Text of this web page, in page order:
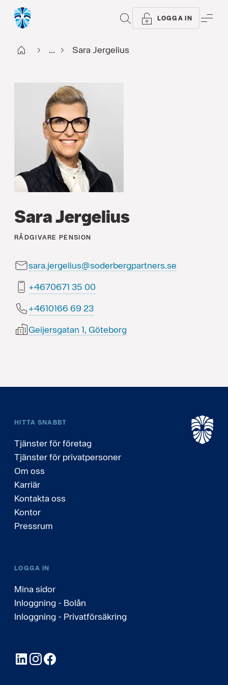
SÖK LOGGA IN
Start ... Sara Jergelius
Sara Jergelius
RÅDGIVARE PENSION
sara.jergelius@soderbergpartners.se
00 53 1760764+
32 96 6610164+
Geijersgatan 1, Göteborg
HITTA SNABBT
Tjänster för företag
Tjänster för privatpersoner
Om oss
Karriär
Kontakta oss
Kontor
Pressrum
LOGGA IN
Mina sidor
Inloggning - Bolån
Inloggning - Privatförsäkring
LinkedInInstagram